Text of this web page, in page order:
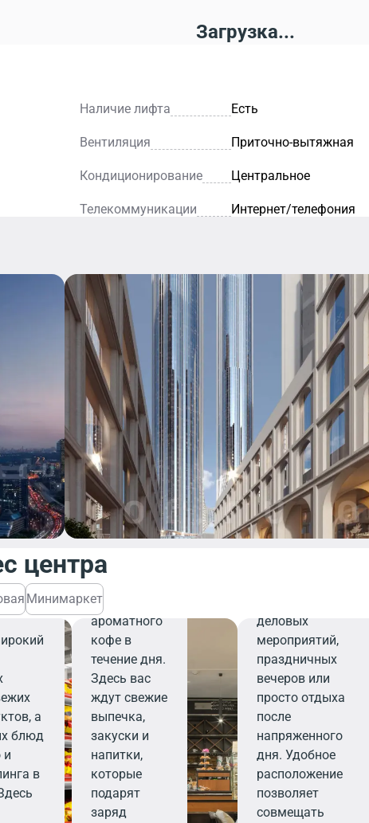
Загрузка...
Наличие лифта Есть
Вентиляция Приточно-вытяжная
Кондиционирование Центральное
Телекоммуникации Интернет/телефония
центра
Минимаркет
а
блюд
и
в
Кафе
Уютное
кафе — это
идеальное
место для
легкого
завтрака,
встречи или
перерыва на
чашечку
ароматного
кофе в
течение дня.
Здесь вас
ждут свежие
выпечка,
закуски и
напитки,
которые
подарят
заряд
Ресторан
Благодаря
элегантному
интерьеру и
внимательному
персоналу,
деловых
мероприятий,
праздничных
вечеров или
просто отдыха
после
напряженного
дня. Удобное
расположение
позволяет
совмещать